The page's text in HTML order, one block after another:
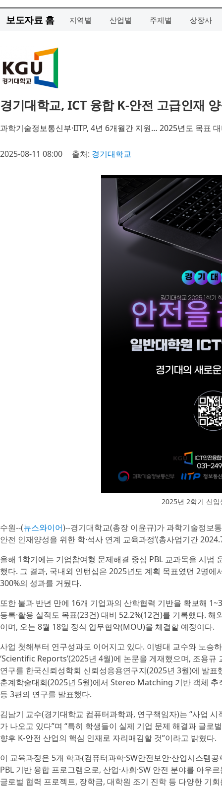
보도자료 홈 지역별 산업별 주제별 상장사
경기대학교, ICT 융합 K-안전 고급인재
과학기술정보통신부·IITP, 4년 6개월간 지원… 2025년도 목표
2025-08-11 08:00 출처: 경기대학교
2025년 2학기 신
수원--(뉴스와이어)--경기대학교(총장 이윤규)가 과학기술정보
안전 인재양성을 위한 학·석사 연계 교육과정’(총사업기간
올해 1학기에는 기업참여형 문제해결 중심 PBL 교과목을 시범
했다. 그 결과, 국내외 인턴십은 2025년도 계획 목표였던 2명
300%의 성과를 거뒀다.
또한 불과 반년 만에 16개 기업과의 산학협력 기반을 확보해
등록·활용 실적도 목표(23건) 대비 52.2%(12건)를 기록했다.
이며, 오는 8월 18일 정식 업무협약(MOU)을 체결할 예정이다.
사업 첫해부터 연구성과도 이어지고 있다. 이병대 교수와 노승
‘Scientific Reports’(2025년 4월)에 논문을 게재했으며, 조용
연구를 한국신뢰성학회 신뢰성응용연구지(2025년 3월)에 발
춘계학술대회(2025년 5월)에서 Stereo Matching 기반 객체
등 3편의 연구를 발표했다.
김남기 교수(경기대학교 컴퓨터과학과, 연구책임자)는 “사업
가 나오고 있다”며 “특히 학생들이 실제 기업 문제 해결과 글
향후 K-안전 산업의 핵심 인재로 자리매김할 것”이라고 밝혔다.
이 교육과정은 5개 학과(컴퓨터과학·SW안전보안·산업시스템
PBL 기반 융합 프로그램으로, 산업·사회·SW 안전 분야를 아
글로벌 협력 프로젝트, 장학금, 대학원 조기 진학 등 다양한 기